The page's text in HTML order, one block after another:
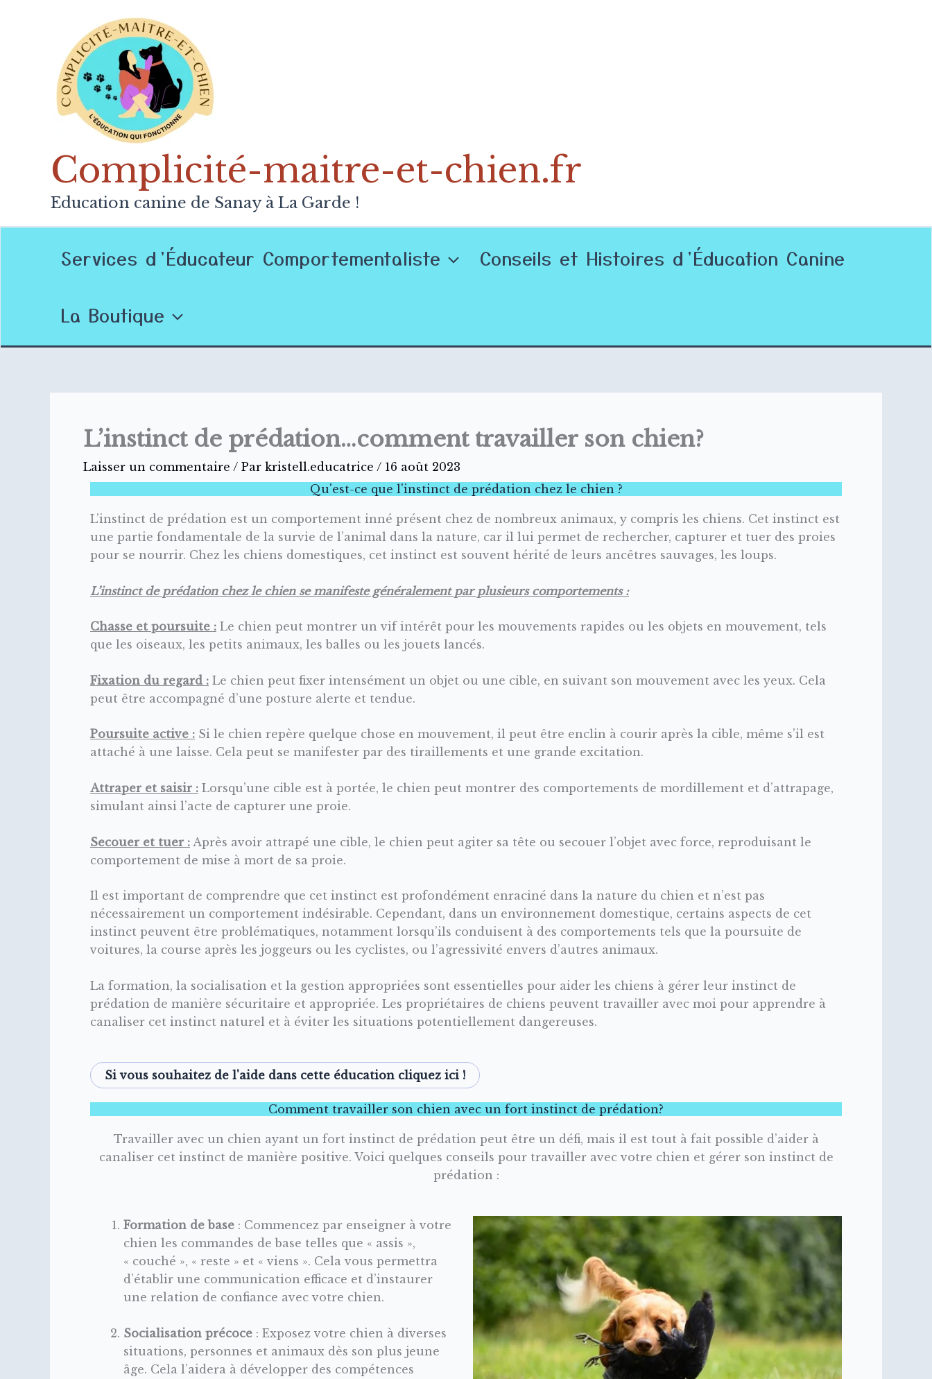
Complicité-maitre-et-chien.fr
Education canine de Sanay à La Garde !
Services d’Éducateur Comportementaliste Conseils et Histoires d’Éducation Canine
La Boutique
L’instinct de prédation…comment travailler son chien?
Laisser un commentaire / Par kristell.educatrice / 16 août 2023
Qu'est-ce que l'instinct de prédation chez le chien ?
L’instinct de prédation est un comportement inné présent chez de nombreux animaux, y compris les chiens. Cet instinct est
une partie fondamentale de la survie de l’animal dans la nature, car il lui permet de rechercher, capturer et tuer des proies
pour se nourrir. Chez les chiens domestiques, cet instinct est souvent hérité de leurs ancêtres sauvages, les loups.
L’instinct de prédation chez le chien se manifeste généralement par plusieurs comportements :
Chasse et poursuite : Le chien peut montrer un vif intérêt pour les mouvements rapides ou les objets en mouvement, tels
que les oiseaux, les petits animaux, les balles ou les jouets lancés.
Fixation du regard : Le chien peut fixer intensément un objet ou une cible, en suivant son mouvement avec les yeux. Cela
peut être accompagné d’une posture alerte et tendue.
Poursuite active : Si le chien repère quelque chose en mouvement, il peut être enclin à courir après la cible, même s’il est
attaché à une laisse. Cela peut se manifester par des tiraillements et une grande excitation.
Attraper et saisir : Lorsqu’une cible est à portée, le chien peut montrer des comportements de mordillement et d’attrapage,
simulant ainsi l’acte de capturer une proie.
Secouer et tuer : Après avoir attrapé une cible, le chien peut agiter sa tête ou secouer l’objet avec force, reproduisant le
comportement de mise à mort de sa proie.
Il est important de comprendre que cet instinct est profondément enraciné dans la nature du chien et n’est pas
nécessairement un comportement indésirable. Cependant, dans un environnement domestique, certains aspects de cet
instinct peuvent être problématiques, notamment lorsqu’ils conduisent à des comportements tels que la poursuite de
voitures, la course après les joggeurs ou les cyclistes, ou l’agressivité envers d’autres animaux.
La formation, la socialisation et la gestion appropriées sont essentielles pour aider les chiens à gérer leur instinct de
prédation de manière sécuritaire et appropriée. Les propriétaires de chiens peuvent travailler avec moi pour apprendre à
canaliser cet instinct naturel et à éviter les situations potentiellement dangereuses.
Si vous souhaitez de l'aide dans cette éducation cliquez ici !
Comment travailler son chien avec un fort instinct de prédation?
Travailler avec un chien ayant un fort instinct de prédation peut être un défi, mais il est tout à fait possible d’aider à
canaliser cet instinct de manière positive. Voici quelques conseils pour travailler avec votre chien et gérer son instinct de
prédation :
Formation de base : Commencez par enseigner à votre
chien les commandes de base telles que « assis »,
« couché », « reste » et « viens ». Cela vous permettra
d’établir une communication efficace et d’instaurer
une relation de confiance avec votre chien.
Socialisation précoce : Exposez votre chien à diverses
situations, personnes et animaux dès son plus jeune
âge. Cela l’aidera à développer des compétences